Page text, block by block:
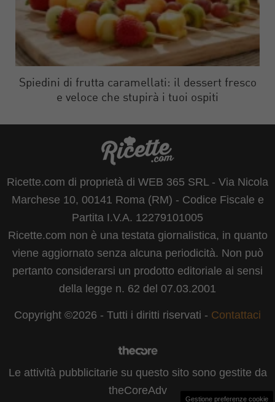
Spiedini di frutta caramellati: il dessert fresco
e veloce che stupirà i tuoi ospiti
Ricette.com di proprietà di WEB 365 SRL - Via Nicola
Marchese 10, 00141 Roma (RM) - Codice Fiscale e
Partita I.V.A. 12279101005
Ricette.com non è una testata giornalistica, in quanto
viene aggiornato senza alcuna periodicità. Non può
pertanto considerarsi un prodotto editoriale ai sensi
della legge n. 62 del 07.03.2001
Copyright ©2026 - Tutti i diritti riservati - Contattaci
Le attività pubblicitarie su questo sito sono gestite da
theCoreAdv
Gestione preferenze cookie